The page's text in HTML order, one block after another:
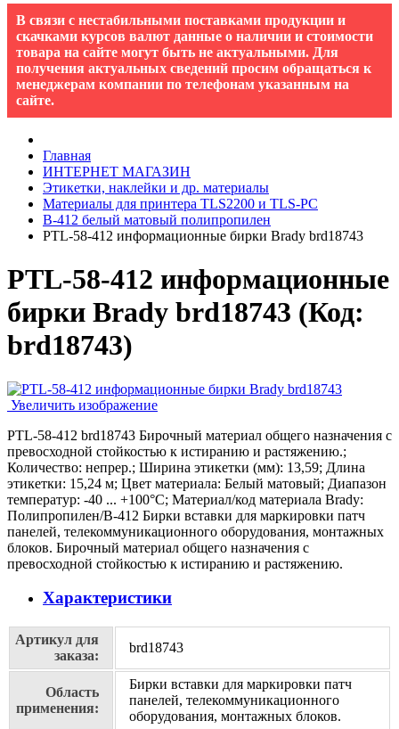
В связи с нестабильными поставками продукции и
скачками курсов валют данные о наличии и стоимости
товара на сайте могут быть не актуальными. Для
получения актуальных сведений просим обращаться к
менеджерам компании по телефонам указанным на
сайте.
Главная
ИНТЕРНЕТ МАГАЗИН
Этикетки, наклейки и др. материалы
Материалы для принтера TLS2200 и TLS-PC
B-412 белый матовый полипропилен
PTL-58-412 информационные бирки Brady brd18743
PTL-58-412 информационные
бирки Brady brd18743 (Код:
brd18743)
Увеличить изображение
PTL-58-412 brd18743 Бирочный материал общего назначения с
превосходной стойкостью к истиранию и растяжению.;
Количество: непрер.; Ширина этикетки (мм): 13,59; Длина
этикетки: 15,24 м; Цвет материала: Белый матовый; Диапазон
температур: -40 ... +100°С; Материал/код материала Brady:
Полипропилен/В-412 Бирки вставки для маркировки патч
панелей, телекоммуникационного оборудования, монтажных
блоков. Бирочный материал общего назначения с
превосходной стойкостью к истиранию и растяжению.
Характеристики
Артикул для
заказа:
brd18743
Область
применения:
Бирки вставки для маркировки патч
панелей, телекоммуникационного
оборудования, монтажных блоков.